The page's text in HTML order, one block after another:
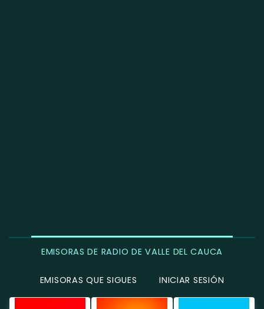
EMISORAS DE RADIO DE VALLE DEL CAUCA
EMISORAS QUE SIGUES INICIAR SESIÓN